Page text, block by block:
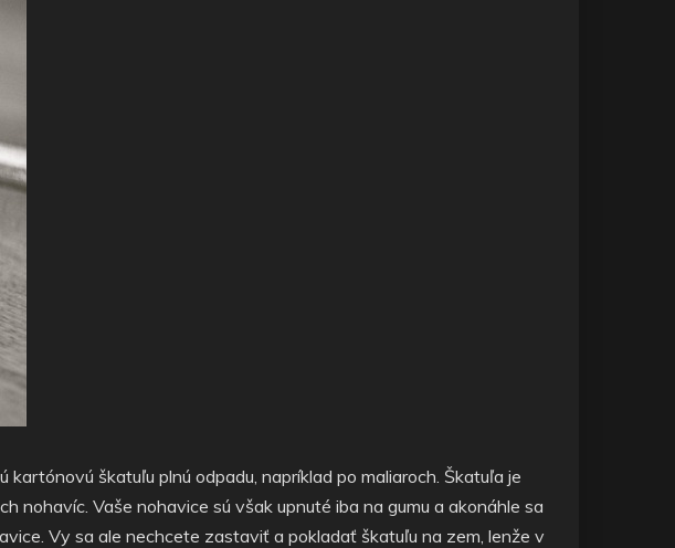
škatuľu plnú odpadu, napríklad po maliaroch. Škatuľa je
nohavíc. Vaše nohavice sú však upnuté iba na gumu a akonáhle sa
Vy sa ale nechcete zastaviť a pokladať škatuľu na zem, lenže v